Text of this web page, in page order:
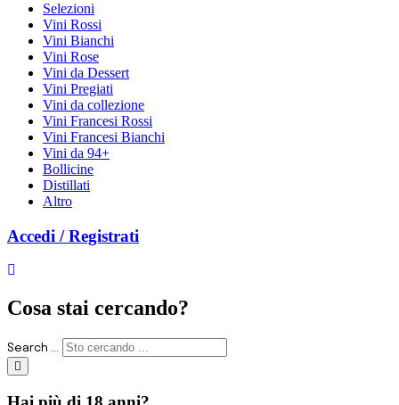
Selezioni
Vini Rossi
Vini Bianchi
Vini Rose
Vini da Dessert
Vini Pregiati
Vini da collezione
Vini Francesi Rossi
Vini Francesi Bianchi
Vini da 94+
Bollicine
Distillati
Altro
Accedi / Registrati
Cosa stai cercando?
Search ...